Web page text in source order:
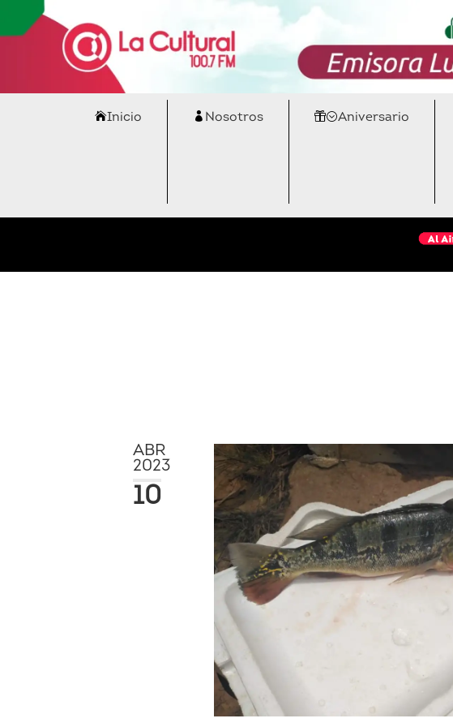
Inicio Nosotros Aniversario
ABR
2023
10